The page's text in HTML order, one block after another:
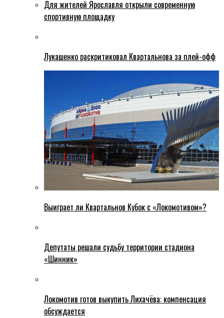
Для жителей Ярославля открыли современную
спортивную площадку
Лукашенко раскритиковал Квартальнова за плей-офф
Выиграет ли Квартальнов Кубок с «Локомотивом»?
Депутаты решали судьбу территории стадиона
«Шинник»
Локомотив готов выкупить Лихачёва: компенсация
обсуждается